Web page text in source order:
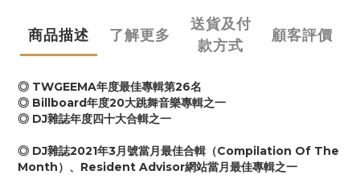
商品描述 了解更多
送貨及付
款方式
顧客評價
◎ TWGEEMA年度最佳專輯第26名
◎ Billboard年度20大跳舞音樂專輯之一
◎ DJ雜誌年度四十大合輯之一
◎ DJ雜誌2021年3月號當月最佳合輯（Compilation Of The
Month）、Resident Advisor網站當月最佳專輯之一